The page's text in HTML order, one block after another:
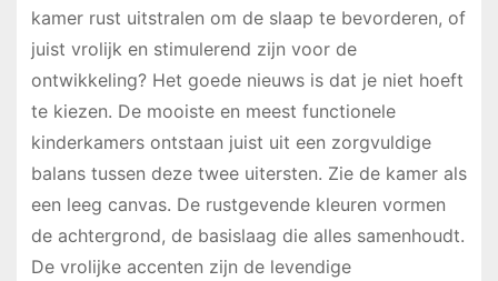
kamer rust uitstralen om de slaap te bevorderen, of
juist vrolijk en stimulerend zijn voor de
ontwikkeling? Het goede nieuws is dat je niet hoeft
te kiezen. De mooiste en meest functionele
kinderkamers ontstaan juist uit een zorgvuldige
balans tussen deze twee uitersten. Zie de kamer als
een leeg canvas. De rustgevende kleuren vormen
de achtergrond, de basislaag die alles samenhoudt.
De vrolijke accenten zijn de levendige